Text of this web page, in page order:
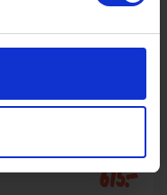
615:-